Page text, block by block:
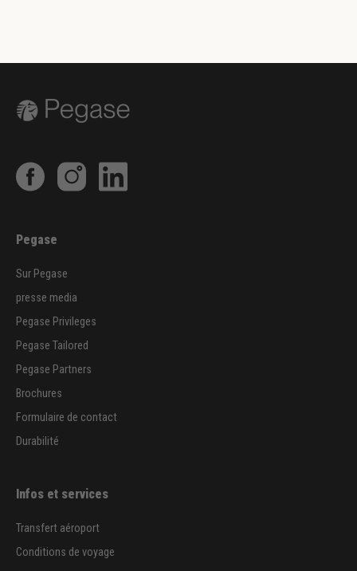
Pegase
Sur Pegase
presse media
Pegase Privileges
Pegase Tailored
Pegase Partners
Brochures
Formulaire de contact
Durabilité
Infos et services
Transfert aéroport
Conditions de voyage